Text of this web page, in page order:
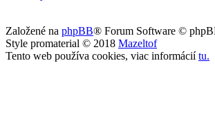
Založené na phpBB® Forum Software ©
Style promaterial © 2018 Mazeltof
Tento web používa cookies, viac informáciítu.